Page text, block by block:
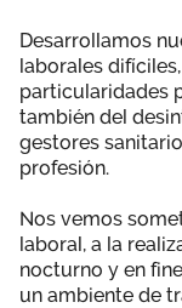
Empleo
Documentos
Vídeos
Desarrollamos
laborales
particularidades
también del
gestores
profesión.
Nos vemos
laboral, a la
nocturno y en
un ambiente de